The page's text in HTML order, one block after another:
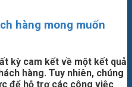
hàng mong muốn
kỳ cam kết về một kết quả
hàng. Tuy nhiên, chúng
để hỗ trợ các công việc